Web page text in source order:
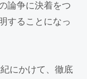
論争に決着をつ
することになっ
にかけて、徹底